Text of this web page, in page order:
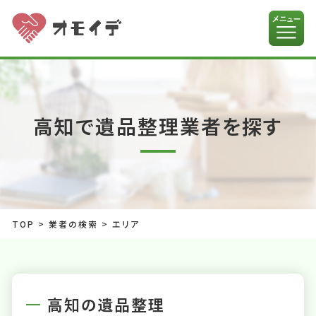
高知で遺品整理業者を探す
TOP > 業者の検索 > エリア
高知の遺品整理